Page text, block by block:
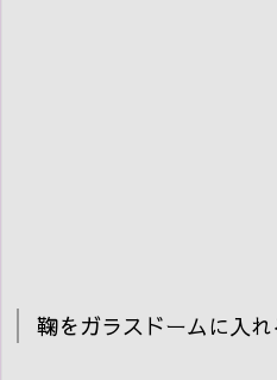
鞠をガラスドームに入れ